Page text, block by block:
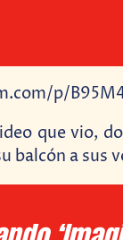
p/
que vio,
balcón a sus